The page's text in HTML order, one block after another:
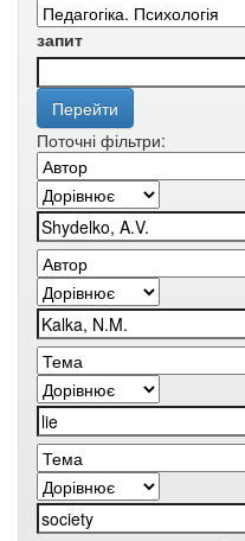
запит
Поточні фільтри: